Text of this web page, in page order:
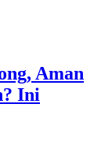
Aman
Ini